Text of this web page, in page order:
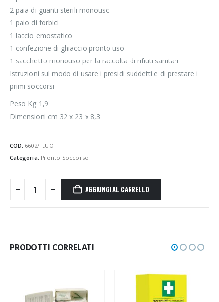
2 paia di guanti sterili monouso
1 paio di forbici
1 laccio emostatico
1 confezione di ghiaccio pronto uso
1 sacchetto monouso per la raccolta di rifiuti sanitari
Istruzioni sul modo di usare i presidi suddetti e di prestare i
primi soccorsi
Peso Kg 1,9
Dimensioni cm 32 x 23 x 8,3
COD: 6602/FLUO
Categoria: Pronto Soccorso
AGGIUNGI AL CARRELLO
PRODOTTI CORRELATI